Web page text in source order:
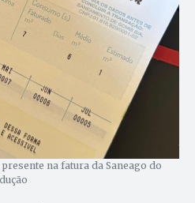
na fatura da Saneago do